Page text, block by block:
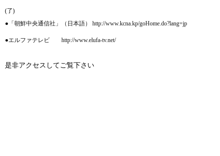
(了)
●「朝鮮中央通信社」（日本語） http://www.kcna.kp/goHome.do?lang=jp
●エルファテレビ http://www.elufa-tv.net/
是非アクセスしてご覧下さい